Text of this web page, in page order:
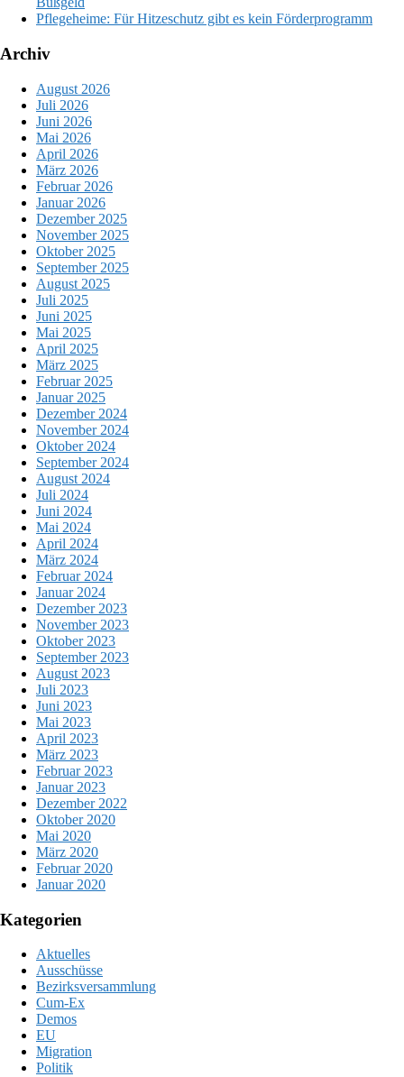
Pflegeheime: Für Hitzeschutz gibt es kein Förderprogramm
Archiv
August 2026
Juli 2026
Juni 2026
Mai 2026
April 2026
März 2026
Februar 2026
Januar 2026
Dezember 2025
November 2025
Oktober 2025
September 2025
August 2025
Juli 2025
Juni 2025
Mai 2025
April 2025
März 2025
Februar 2025
Januar 2025
Dezember 2024
November 2024
Oktober 2024
September 2024
August 2024
Juli 2024
Juni 2024
Mai 2024
April 2024
März 2024
Februar 2024
Januar 2024
Dezember 2023
November 2023
Oktober 2023
September 2023
August 2023
Juli 2023
Juni 2023
Mai 2023
April 2023
März 2023
Februar 2023
Januar 2023
Dezember 2022
Oktober 2020
Mai 2020
März 2020
Februar 2020
Januar 2020
Kategorien
Aktuelles
Ausschüsse
Bezirksversammlung
Cum-Ex
Demos
EU
Migration
Politik